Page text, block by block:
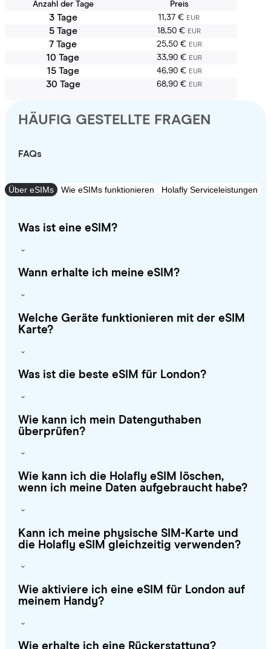
Anzahl der Tage Preis
3 Tage 11,37 € EUR
5 Tage 18,50 € EUR
7 Tage 25,50 € EUR
10 Tage 33,90 € EUR
15 Tage 46,90 € EUR
30 Tage 68,90 € EUR
HÄUFIG GESTELLTE FRAGEN
FAQs
Über eSIMs Wie eSIMs funktionieren Holafly Serviceleistungen
Was ist eine eSIM?
Wann erhalte ich meine eSIM?
Welche Geräte funktionieren mit der eSIM
Karte?
Was ist die beste eSIM für London?
Wie kann ich mein Datenguthaben
überprüfen?
Wie kann ich die Holafly eSIM löschen,
wenn ich meine Daten aufgebraucht habe?
Kann ich meine physische SIM-Karte und
die Holafly eSIM gleichzeitig verwenden?
Wie aktiviere ich eine eSIM für London auf
meinem Handy?
Wie erhalte ich eine Rückerstattung?